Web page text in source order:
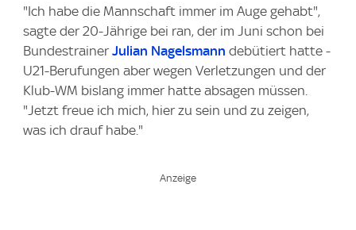
"Ich habe die Mannschaft immer im Auge gehabt",
sagte der 20-Jährige bei ran, der im Juni schon bei
Bundestrainer Julian Nagelsmann debütiert hatte -
U21-Berufungen aber wegen Verletzungen und der
Klub-WM bislang immer hatte absagen müssen.
"Jetzt freue ich mich, hier zu sein und zu zeigen,
was ich drauf habe."